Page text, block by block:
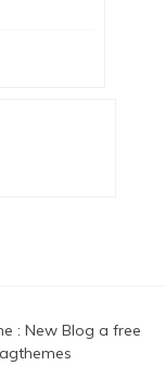
: New Blog a free